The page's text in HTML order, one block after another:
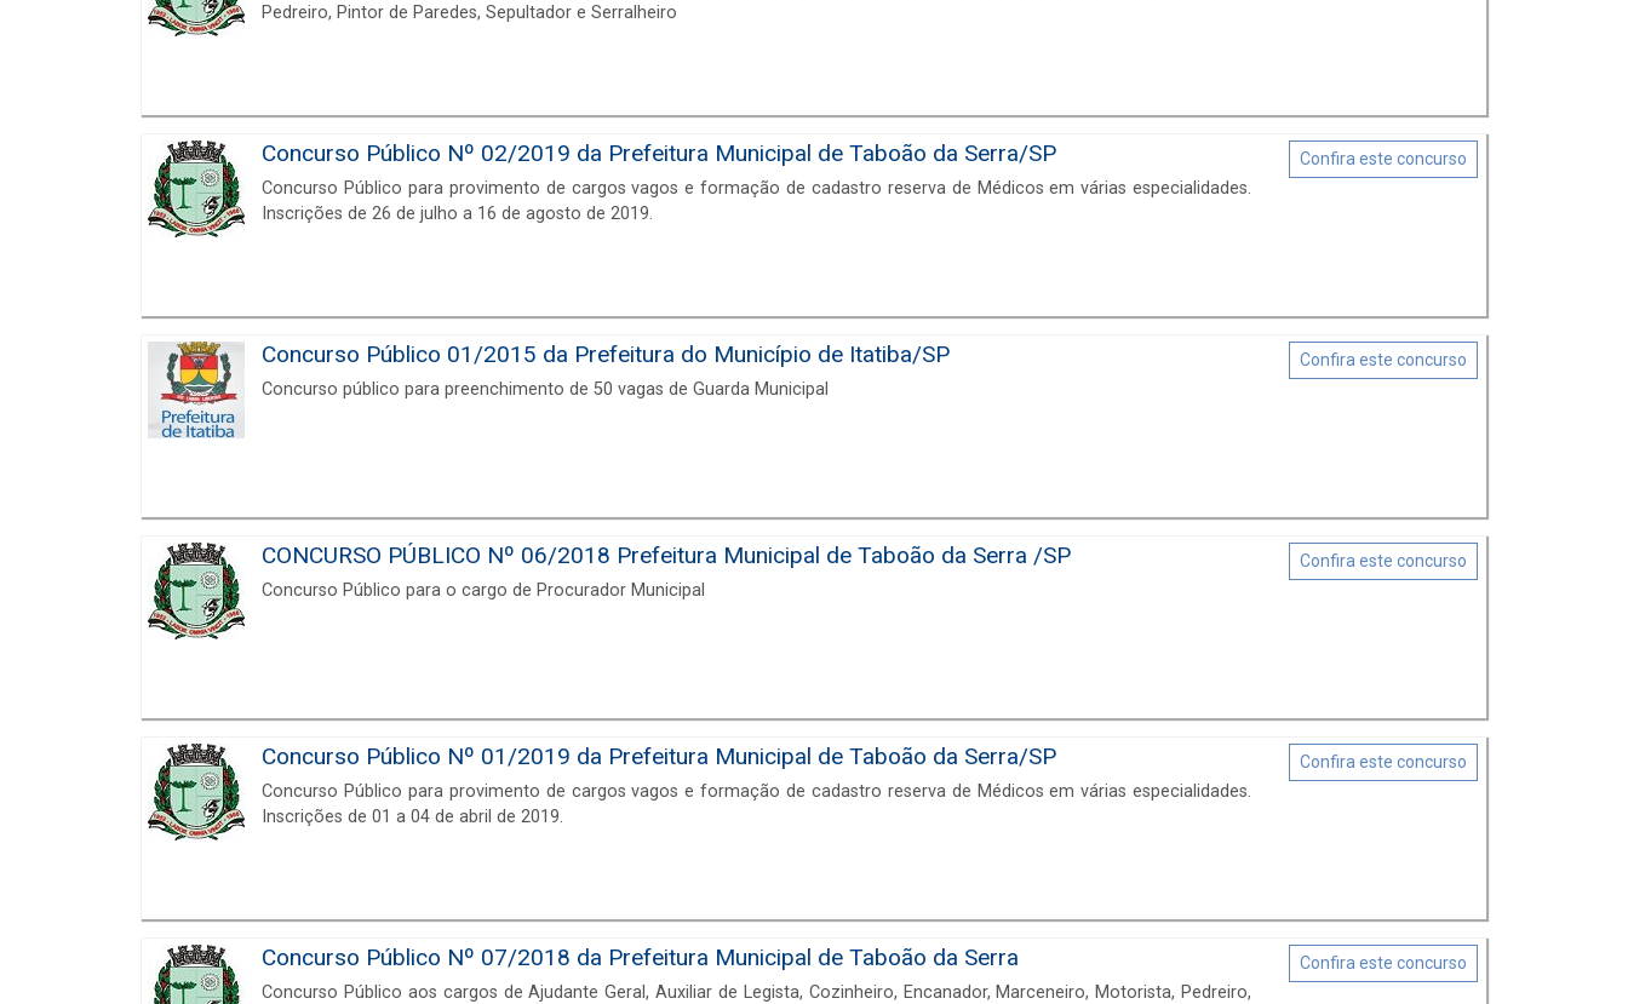
Pedreiro, Pintor de Paredes, Sepultador e Serralheiro
Concurso Público Nº 02/2019 da Prefeitura Municipal de Taboão da Serra/SP
Concurso Público para provimento de cargos vagos e formação de cadastro reserva de Médicos em várias especialidades.
Inscrições de 26 de julho a 16 de agosto de 2019.
Confira este concurso
Concurso Público 01/2015 da Prefeitura do Município de Itatiba/SP
Concurso público para preenchimento de 50 vagas de Guarda Municipal
Confira este concurso
CONCURSO PÚBLICO Nº 06/2018 Prefeitura Municipal de Taboão da Serra /SP
Concurso Público para o cargo de Procurador Municipal
Confira este concurso
Concurso Público Nº 01/2019 da Prefeitura Municipal de Taboão da Serra/SP
Concurso Público para provimento de cargos vagos e formação de cadastro reserva de Médicos em várias especialidades.
Inscrições de 01 a 04 de abril de 2019.
Confira este concurso
Concurso Público Nº 07/2018 da Prefeitura Municipal de Taboão da Serra
Concurso Público aos cargos de Ajudante Geral, Auxiliar de Legista, Cozinheiro, Encanador, Marceneiro, Motorista, Pedreiro,
Confira este concurso